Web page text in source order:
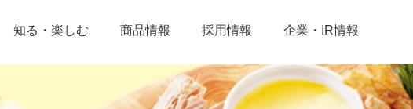
知る・楽しむ 商品情報 採用情報 企業・IR情報